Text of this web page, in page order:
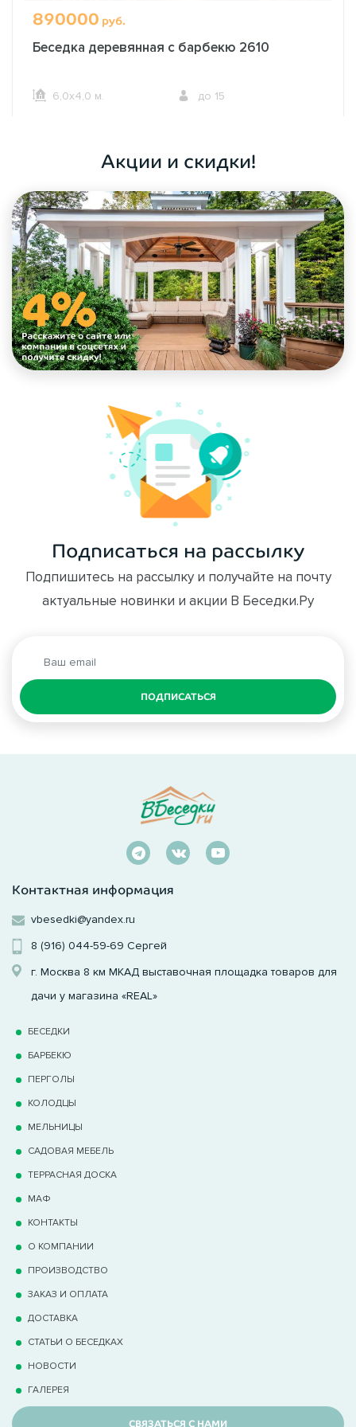
890000 руб.
Беседка деревянная с барбекю 2610
6,0х4,0 м. до 15
Акции и скидки!
Подписаться на рассылку
Подпишитесь на рассылку и получайте на почту
актуальные новинки и акции В Беседки.Ру
ПОДПИСАТЬСЯ
Контактная информация
vbesedki@yandex.ru
8 (916) 044-59-69 Сергей
г. Москва 8 км МКАД выставочная площадка товаров для
дачи у магазина «REAL»
БЕСЕДКИ
БАРБЕКЮ
ПЕРГОЛЫ
КОЛОДЦЫ
МЕЛЬНИЦЫ
САДОВАЯ МЕБЕЛЬ
ТЕРРАCНАЯ ДОСКА
МАФ
КОНТАКТЫ
О КОМПАНИИ
ПРОИЗВОДСТВО
ЗАКАЗ И ОПЛАТА
ДОСТАВКА
СТАТЬИ О БЕСЕДКАХ
НОВОСТИ
ГАЛЕРЕЯ
СВЯЗАТЬСЯ С НАМИ